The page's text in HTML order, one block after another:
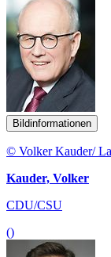
Bildinformationen
© Volker Kauder/
Kauder, Volker
CDU/CSU
()